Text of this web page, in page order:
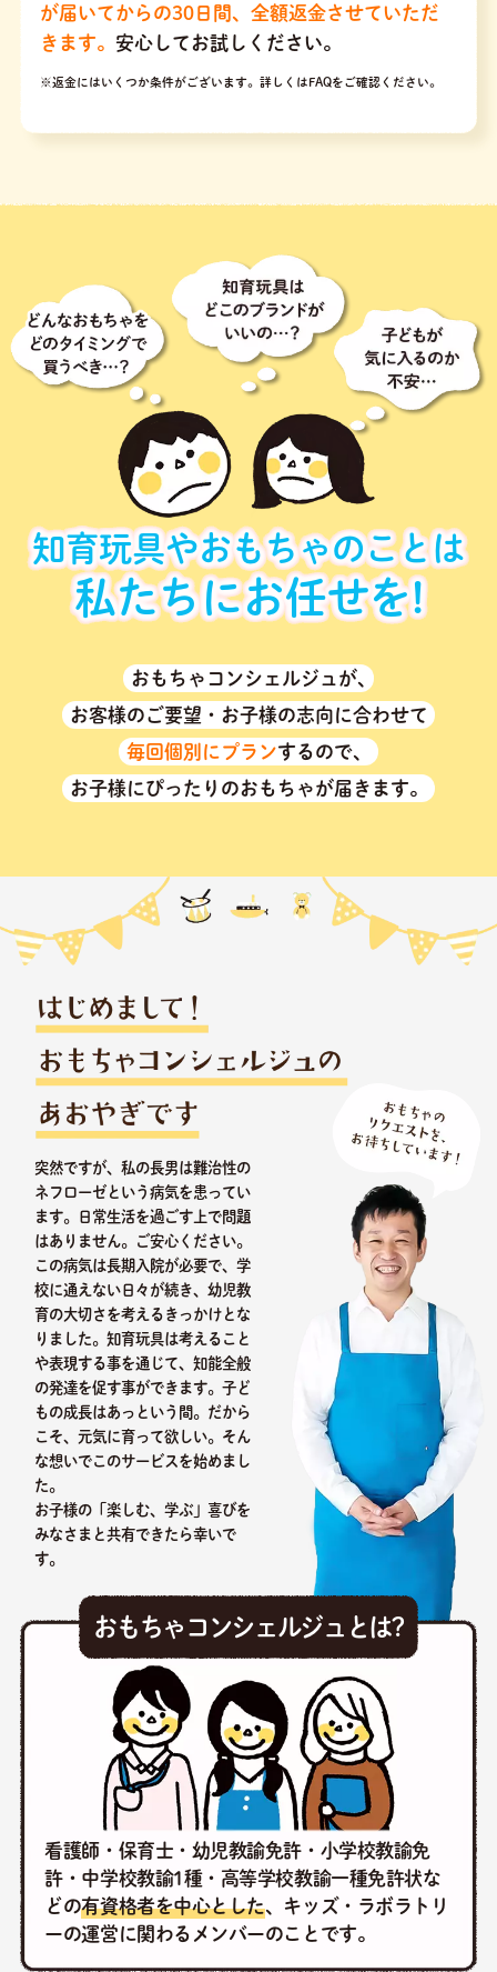
が届いてからの30日間、全額返金させていただ
きます。 安心してお試しください。
※返金にはいくつか条件がございます。 詳しくはFAQをご確認ください。
知育玩具やおもちゃのことは
私たちにお任せを!
おもちゃコンシェルジュが､
お客様のご要望・お子様の志向に合わせて
毎回個別にプランするので、
お子様にぴったりのおもちゃが届きます。
突然ですが、私の長男は難治性の
ネフローゼという病気を患ってい
ます。日常生活を過ごす上で問題
はありません。ご安心ください。
この病気は長期入院が必要で、学
校に通えない日々が続き、幼児教
育の大切さを考えるきっかけとな
りました。知育玩具は考えること
や表現する事を通じて、知能全般
の発達を促す事ができます。子ど
もの成長はあっという間。だから
こそ、元気に育って欲しい。そん
な想いでこのサービスを始めまし
た。
お子様の「楽しむ、学ぶ」喜びを
みなさまと共有できたら幸いで
す。
おもちゃコンシェルジュとは?
看護師・保育士・幼児教諭免許・小学校教諭免
許・中学校教諭1種・高等学校教諭一種免許状な
どの有資格者を中心とした、キッズ・ラボラトリ
ーの運営に関わるメンバーのことです。